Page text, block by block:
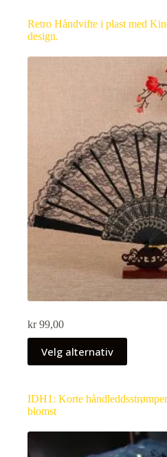
Retro Håndvifte i plast med
design.
kr99,00
Velg alternativ
IDH1: Korte
blomst